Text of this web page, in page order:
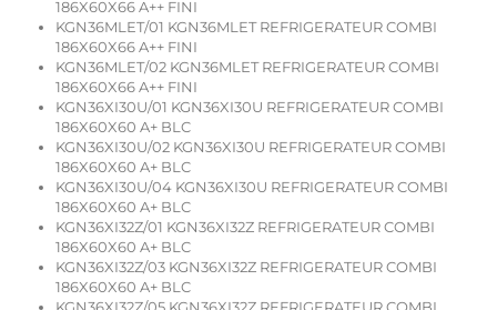
186X60X66 A++ FINI
KGN36MLET/01 KGN36MLET REFRIGERATEUR COMBI
186X60X66 A++ FINI
KGN36MLET/02 KGN36MLET REFRIGERATEUR COMBI
186X60X66 A++ FINI
KGN36XI30U/01 KGN36XI30U REFRIGERATEUR COMBI
186X60X60 A+ BLC
KGN36XI30U/02 KGN36XI30U REFRIGERATEUR COMBI
186X60X60 A+ BLC
KGN36XI30U/04 KGN36XI30U REFRIGERATEUR COMBI
186X60X60 A+ BLC
KGN36XI32Z/01 KGN36XI32Z REFRIGERATEUR COMBI
186X60X60 A+ BLC
KGN36XI32Z/03 KGN36XI32Z REFRIGERATEUR COMBI
186X60X60 A+ BLC